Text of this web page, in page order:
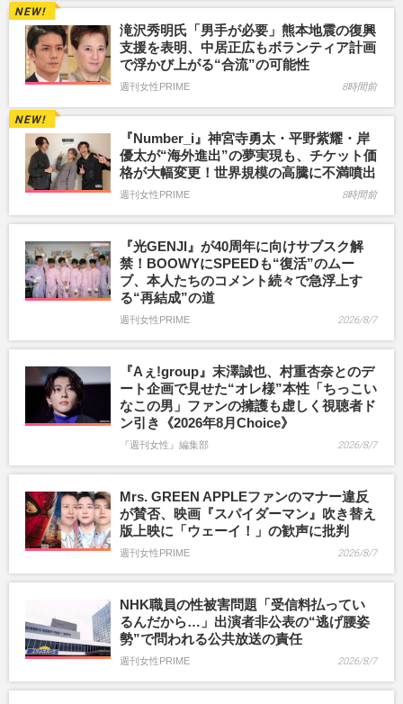
滝沢秀明氏「男手が必要」熊本地震の復興
支援を表明、中居正広もボランティア計画
で浮かび上がる“合流”の可能性
週刊女性PRIME 8時間前
『Number_i』神宮寺勇太・平野紫耀・岸
優太が“海外進出”の夢実現も、チケット価
格が大幅変更！世界規模の高騰に不満噴出
週刊女性PRIME 8時間前
『光GENJI』が40周年に向けサブスク解
禁！BOOWYにSPEEDも“復活”のムー
ブ、本人たちのコメント続々で急浮上す
る“再結成”の道
週刊女性PRIME 2026/8/7
『Aぇ!group』末澤誠也、村重杏奈とのデ
ート企画で見せた“オレ様”本性「ちっこい
なこの男」ファンの擁護も虚しく視聴者ド
ン引き《2026年8月Choice》
『週刊女性』編集部 2026/8/7
Mrs. GREEN APPLEファンのマナー違反
が賛否、映画『スパイダーマン』吹き替え
版上映に「ウェーイ！」の歓声に批判
週刊女性PRIME 2026/8/7
NHK職員の性被害問題「受信料払ってい
るんだから…」出演者非公表の“逃げ腰姿
勢”で問われる公共放送の責任
週刊女性PRIME 2026/8/7